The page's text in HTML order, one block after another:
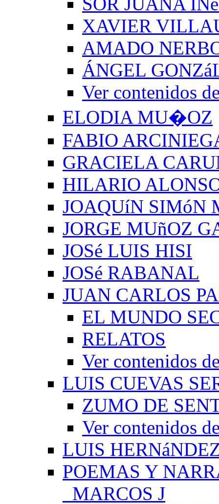
XAVIER
AMADO
ÁNGEL
Ver contenidos
ELODIA MU�OZ
FABIO
GRACIELA
HILARIO
JOAQUíN SIMóN
JORGE MUñOZ
JOSé LUIS HISI
JOSé RABANAL
JUAN CARLOS
EL MUNDO
RELATOS
Ver contenidos
LUIS CUEVAS
ZUMO DE
Ver contenidos
LUIS
POEMAS Y
_MARCOS J